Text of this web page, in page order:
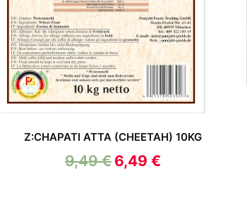
Z:CHAPATI ATTA (CHEETAH) 10KG
9,49€ 6,49 €